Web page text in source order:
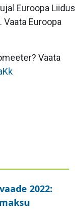
Euroopa Liidus
Euroopa
Vaata
2022: